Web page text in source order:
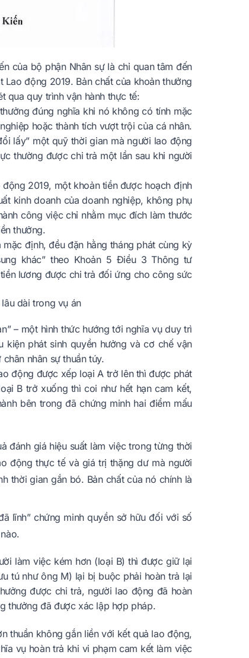
của bộ phận Nhân sự là chỉ quan tâm đến
động 2019. Bản chất của khoản thưởng
qua quy trình vận hành thực tế:
đúng nghĩa khi nó không có tính mặc
hoặc thành tích vượt trội của cá nhân.
lấy” một quỹ thời gian mà người lao động
thường được chi trả một lần sau khi người
2019, một khoản tiền được hoạch định
kinh doanh của doanh nghiệp, không phụ
công việc chỉ nhằm mục đích làm thước
thưởng.
định, đều đặn hằng tháng phát cùng kỳ
khác” theo Khoản 5 Điều 3 Thông tư
lương được chi trả đối ứng cho công sức
dài trong vụ án
– một hình thức hướng tới nghĩa vụ duy trì
phát sinh quyền hưởng và cơ chế vận
nhân sự thuần túy.
động được xếp loại A trở lên thì được phát
B trở xuống thì coi như hết hạn cam kết,
bên trong đã chứng minh hai điểm mấu
đánh giá hiệu suất làm việc trong từng thời
động thực tế và giá trị thặng dư mà người
thời gian gắn bó. Bản chất của nó chính là
lĩnh” chứng minh quyền sở hữu đối với số
làm việc kém hơn (loại B) thì được giữ lại
tú như ông M) lại bị buộc phải hoàn trả lại
được chi trả, người lao động đã hoàn
thưởng đã được xác lập hợp pháp.
thuần không gắn liền với kết quả lao động,
vụ hoàn trả khi vi phạm cam kết làm việc